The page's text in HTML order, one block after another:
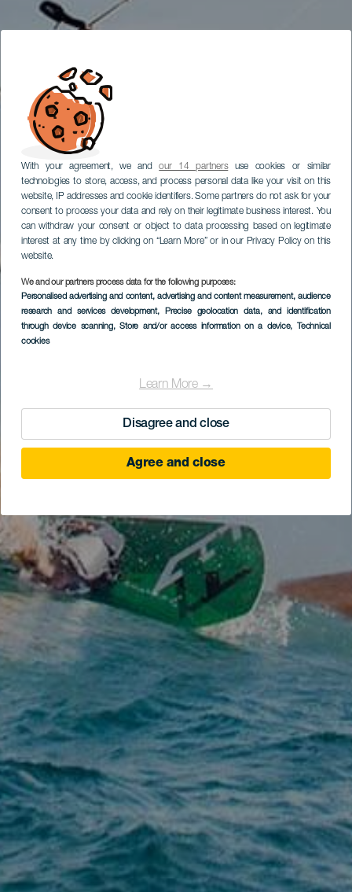
With your agreement, we andour 14 partnersuse cookies or similar
technologies to store, access, and process personal data like your visit on this
website, IP addresses and cookie identifiers. Some partners do not ask for your
consent to process your data and rely on their legitimate business interest. You
can withdraw your consent or object to data processing based on legitimate
interest at any time by clicking on “Learn More” or in our Privacy Policy on this
website.
We and our partners process data for the following purposes:
Personalised advertising and content, advertising and content measurement, audience
research and services development, Precise geolocation data, and identification
through device scanning, Store and/or access information on a device, Technical
cookies
Learn More →
Disagree and close
Agree and close